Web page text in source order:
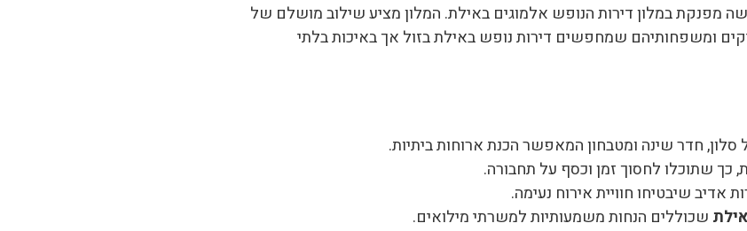
מפנקת במלון דירות הנופש אלמוגים באילת. המלון מציע שילוב מושלם של
ומשפחותיהם שמחפשים דירות נופש באילת בזול אך באיכות בלתי
סלון, חדר שינה ומטבחון המאפשר הכנת ארוחות ביתיות.
כך שתוכלו לחסוך זמן וכסף על תחבורה.
אדיב שיבטיחו חוויית אירוח נעימה.
שכוללים הנחות משמעותיות למשרתי מילואים.